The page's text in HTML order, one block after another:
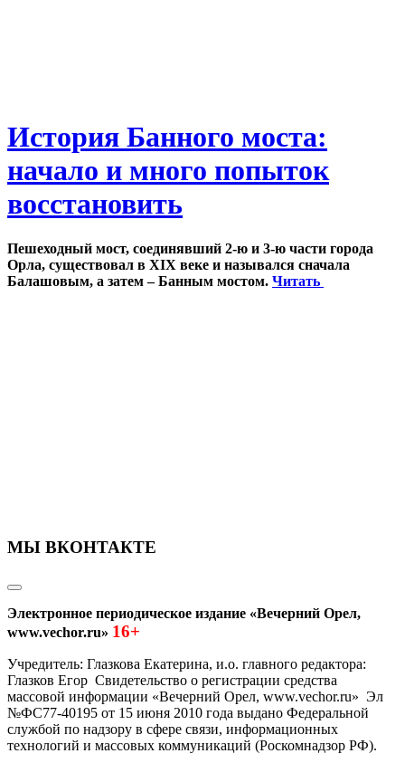
История Банного моста:
начало и много попыток
восстановить
Пешеходный мост, соединявший 2-ю и 3-ю части города
Орла, существовал в XIX веке и назывался сначала
Балашовым, а затем – Банным мостом. Читать
МЫ ВКОНТАКТЕ
Электронное периодическое издание «Вечерний Орел,
www.vechor.ru» 16+
Учредитель: Глазкова Екатерина, и.о. главного редактора:
Глазков Егор Свидетельство о регистрации средства
массовой информации «Вечерний Орел, www.vechor.ru» Эл
№ФС77-40195 от 15 июня 2010 года выдано Федеральной
службой по надзору в сфере связи, информационных
технологий и массовых коммуникаций (Роскомнадзор РФ).